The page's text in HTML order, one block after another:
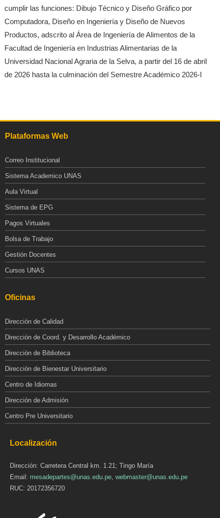
cumplir las funciones: Dibujo Técnico y Diseño Gráfico por
Computadora, Diseño en Ingeniería y Diseño de Nuevos
Productos, adscrito al Área de Ingeniería de Alimentos de la
Facultad de Ingeniería en Industrias Alimentarias de la
Universidad Nacional Agraria de la Selva, a partir del 16 de abril
de 2026 hasta la culminación del Semestre Académico 2026-I
Plataformas Web
Correo Institucional
Sistema Academico UNAS
Aula Virtual
Sistema de EPG
Pagos Virtuales
Bolsa de Trabajo
Gestión Docentes
Cursos UNAS
Oficinas
Dirección de Calidad
Dirección de Coord. y Desarrollo Académico
Dirección de Biblioteca
Dirección de Bienestar Universitario
Centro de Idiomas
Dirección de Admisión
Centro Pre Universitario
Localización
Dirección: Carretera Central km. 1.21; Tingo María
Email: mesadepartes@unas.edu.pe, webmaster@unas.edu.pe
RUC: 20172356720